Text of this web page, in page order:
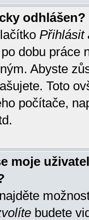
odhlášen?
Přihlásit
dobu práce
Abyste
Toto
počítače,
moje
budete